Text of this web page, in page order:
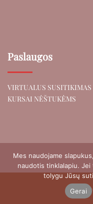
Paslaugos
VIRTUALUS SUSITIKIMAS
KURSAI NĖŠTUKĖMS
©
Mes naudojame
naudotis tinklalapiu.
tolygu Jūsų
Gerai